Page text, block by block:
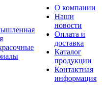
О компании
Наши
новости
Оплата и
доставка
Каталог
продукции
Контактная
информация